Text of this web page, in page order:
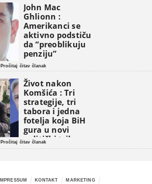
John Mac
Ghlionn :
Amerikanci se
aktivno podstiču
da “preoblikuju
penziju”
Pročitaj čitav članak
Život nakon
Komšića : Tri
strategije, tri
tabora i jedna
fotelja koja BiH
gura u novi
politički triler
Pročitaj čitav članak
IMPRESSUM KONTAKT MARKETING